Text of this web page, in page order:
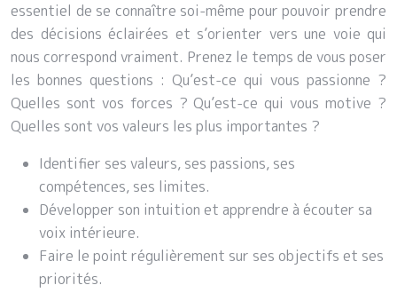
essentiel de se connaître soi-même pour pouvoir prendre
des décisions éclairées et s’orienter vers une voie qui
nous correspond vraiment. Prenez le temps de vous poser
les bonnes questions : Qu’est-ce qui vous passionne ?
Quelles sont vos forces ? Qu’est-ce qui vous motive ?
Quelles sont vos valeurs les plus importantes ?
Identifier ses valeurs, ses passions, ses
compétences, ses limites.
Développer son intuition et apprendre à écouter sa
voix intérieure.
Faire le point régulièrement sur ses objectifs et ses
priorités.